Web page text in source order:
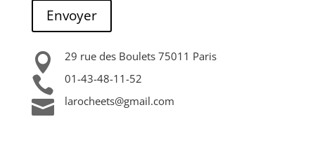
Envoyer
 29 rue des Boulets 75011 Paris
 01-43-48-11-52
 larocheets@gmail.com